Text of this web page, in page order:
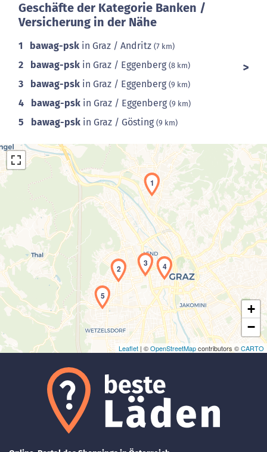
Geschäfte der Kategorie Banken /
Versicherung in der Nähe
1 bawag-psk in Graz / Andritz (7 km)
2 bawag-psk in Graz / Eggenberg (8 km)
3 bawag-psk in Graz / Eggenberg (9 km)
4 bawag-psk in Graz / Eggenberg (9 km)
5 bawag-psk in Graz / Gösting (9 km)
Laden der Karte...
1
2
3 4
5
+
−
Leaflet | ©OpenStreetMapcontributors ©CARTO